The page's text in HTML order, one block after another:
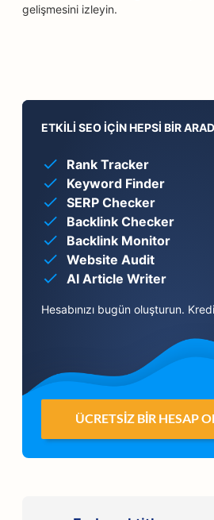
gelişmesini izleyin.
ETKILI SEO IÇIN HEPSI BIR
Rank Tracker
Keyword Finder
SERP Checker
Backlink Checker
Backlink Monitor
Website Audit
AI Article Writer
Hesabınızı bugün oluşturun.
ÜCRETSIZ BIR HESAP